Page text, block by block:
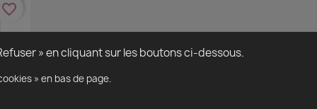
favorite_border
» en cliquant sur les boutons ci-dessous.
» en bas de page.